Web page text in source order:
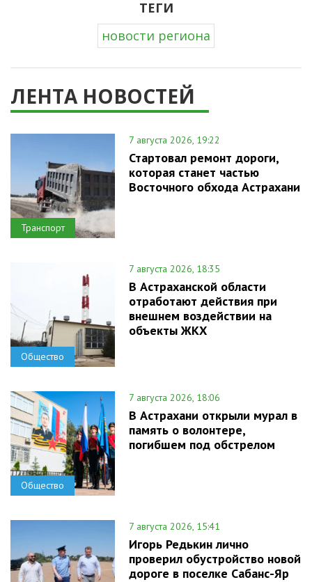
ТЕГИ
новости региона
ЛЕНТА НОВОСТЕЙ
Транспорт
7 августа 2026, 19:22
Стартовал ремонт дороги,
которая станет частью
Восточного обхода Астрахани
Общество
7 августа 2026, 18:35
В Астраханской области
отработают действия при
внешнем воздействии на
объекты ЖКХ
Общество
7 августа 2026, 18:06
В Астрахани открыли мурал в
память о волонтере,
погибшем под обстрелом
7 августа 2026, 15:41
Игорь Редькин лично
проверил обустройство новой
дороге в поселке Сабанс-Яр